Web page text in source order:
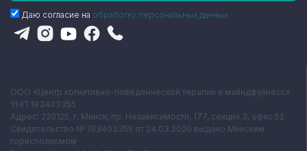
ООО «Центр когнитивно-поведенческой терапии и майндфулнесс»
УНП 193403355
Адрес: 220125, г. Минск, пр. Независимости, 177, секция 3, офис 52.
Свидетельство № 193403355 от 24.03.2020 выдано Минским
горисполкомом
Даю согласие на обработку персональных данных